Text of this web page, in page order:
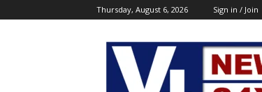
Thursday, August 6, 2026 Sign in / Join